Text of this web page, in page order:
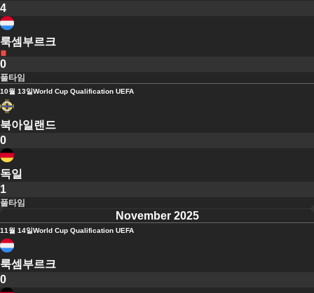
4
룩셈부르크
0
풀타임
10월 13일World Cup Qualification UEFA
북아일랜드
0
독일
1
풀타임
November 2025
11월 14일World Cup Qualification UEFA
룩셈부르크
0